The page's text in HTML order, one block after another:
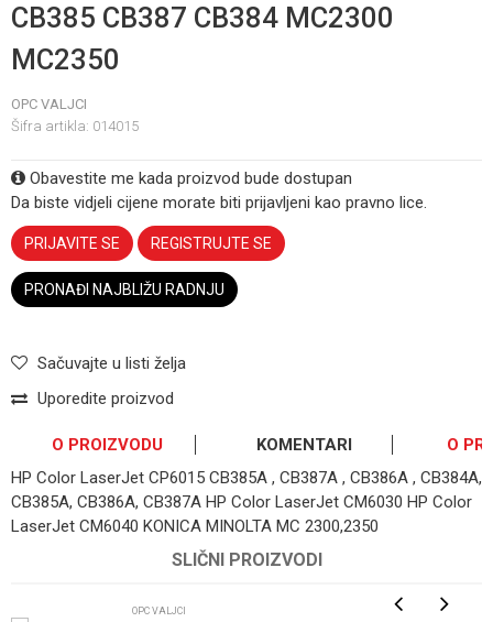
CB385 CB387 CB384 MC2300
MC2350
OPC VALJCI
Šifra artikla: 014015
Obavestite me kada proizvod bude dostupan
Da biste vidjeli cijene morate biti prijavljeni kao pravno lice.
PRIJAVITE SE REGISTRUJTE SE
PRONAĐI NAJBLIŽU RADNJU
Sačuvajte u listi želja
Uporedite proizvod
O PROIZVODU KOMENTARI
O
HP Color LaserJet CP6015 CB385A , CB387A , CB386A , CB384A,
CB385A, CB386A, CB387A HP Color LaserJet CM6030 HP Color
LaserJet CM6040 KONICA MINOLTA MC 2300,2350
SLIČNI PROIZVODI
OPC VALJCI